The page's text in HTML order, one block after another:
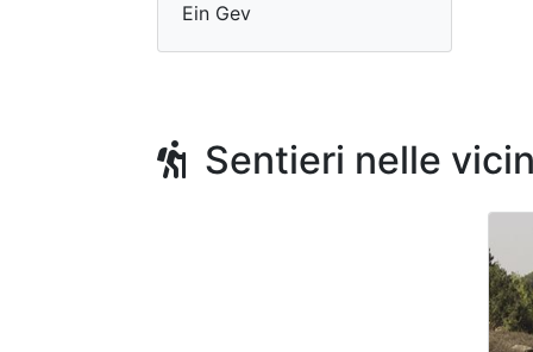
Ein Gev
Sentieri nelle